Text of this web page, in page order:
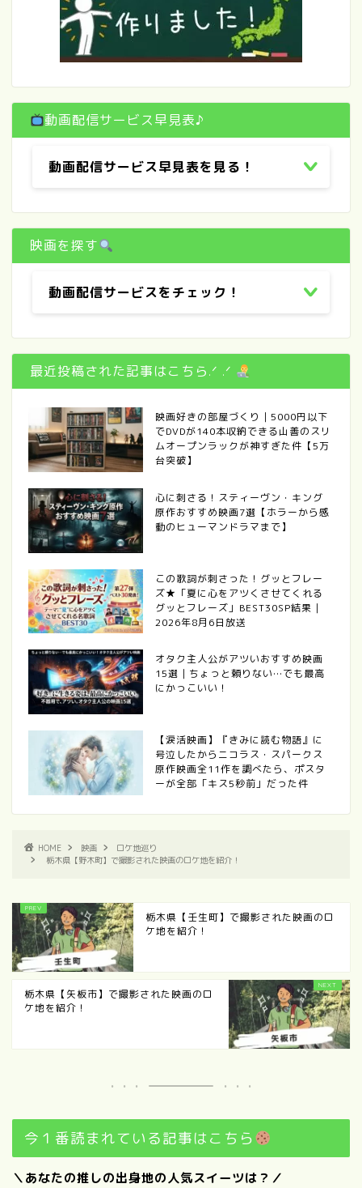
動画配信サービス早見表♪
動画配信サービス早見表を見る！
映画を探す
動画配信サービスをチェック！
最近投稿された記事はこちら.ᐟ .ᐟ
映画好きの部屋づくり｜5000円以下
でDVDが140本収納できる山善のスリ
ムオープンラックが神すぎた件【5万
台突破】
心に刺さる！スティーヴン・キング
原作おすすめ映画7選【ホラーから感
動のヒューマンドラマまで】
この歌詞が刺さった！グッとフレー
ズ★「夏に心をアツくさせてくれる
グッとフレーズ」BEST30SP結果｜
2026年8月6日放送
オタク主人公がアツいおすすめ映画
15選｜ちょっと頼りない…でも最高
にかっこいい！
【涙活映画】『きみに読む物語』に
号泣したからニコラス・スパークス
原作映画全11作を調べたら、ポスタ
ーが全部「キス5秒前」だった件
HOME 映画
ロケ地巡り
栃木県【野木町】で撮影された映画のロケ地を紹介！
栃木県【壬生町】で撮影された映画のロ
ケ地を紹介！
栃木県【矢板市】で撮影された映画のロ
ケ地を紹介！
今１番読まれている記事はこちら
＼あなたの推しの出身地の人気スイーツは？／